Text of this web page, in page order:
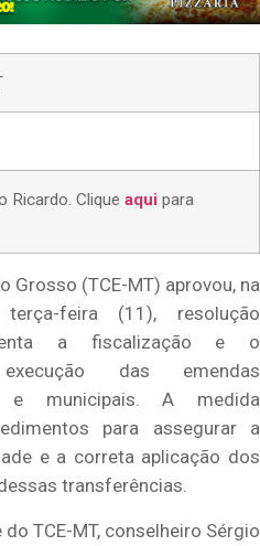
Ricardo. Clique aqui para
Grosso (TCE-MT) aprovou, na
feira (11), resolução
a fiscalização e o
das emendas
e municipais. A medida
para assegurar a
e a correta aplicação dos
transferências.
TCE-MT, conselheiro Sérgio